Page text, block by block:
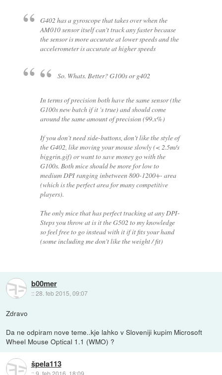
G402 has a gyroscope that takes over when the
AM010 sensor itself can't track any faster because
the sensor is more accurate at lower speeds and the
accelerometer is accurate at higher speeds
So. Whats. Better? G100s or g402
In terms of precision both have the same sensor (the
G100s new batch if it 's true) and should come
around the same amount of precision (99.x%)
If you don't need side-buttons, don't like the style of
the G402, like moving your mouse slowly (< 2.5m/s
biggrin.gif) or want to save money go with the
G100s. Both mice should be more for low to
medium DPI ranging inbetween 800-1200+- area
(which is the perfect area for many competitive
players).
The only mice that has perfect tracking at any DPI-
Steps you throw at is it the G502 to my knowledge
so feel free to go instead with it if it fits your hand
(some including me don't like the weight / fit)
b00mer
::28. feb 2015, 09:07
Zdravo
Da ne odpiram nove teme..kje lahko v Sloveniji kupim Microsoft
Wheel Mouse Optical 1.1 (WMO) ?
špela113
::9. feb 2016, 18:09